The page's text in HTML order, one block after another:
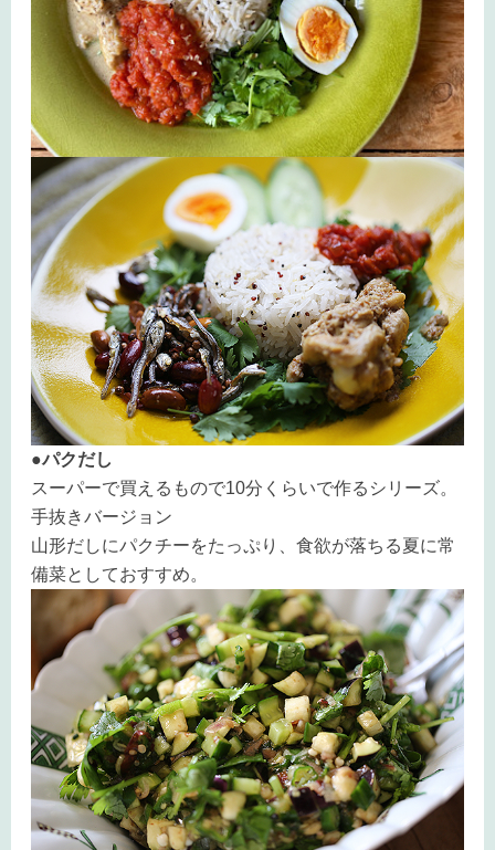
●パクだし
スーパーで買えるもので10分くらいで作るシリーズ。
手抜きバージョン
山形だしにパクチーをたっぷり、食欲が落ちる夏に常
備菜としておすすめ。